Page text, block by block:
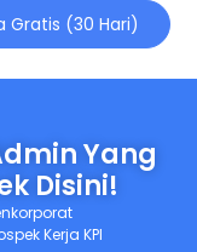
Gratis (30 Hari)
Yang
Disini!
Kerja KPI